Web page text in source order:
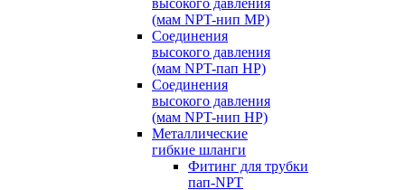
высокого давления
(мам NPT-нип MP)
Соединения
высокого давления
(мам NPT-пап HP)
Соединения
высокого давления
(мам NPT-нип HP)
Металлические
гибкие шланги
Фитинг для трубки
пап-NPT